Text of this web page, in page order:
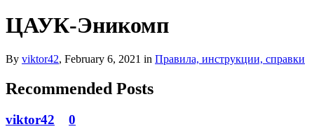
ЦАУК-Эникомп
By viktor42, February 6, 2021 in Правила, инструкции, справки
Recommended Posts
viktor42 0